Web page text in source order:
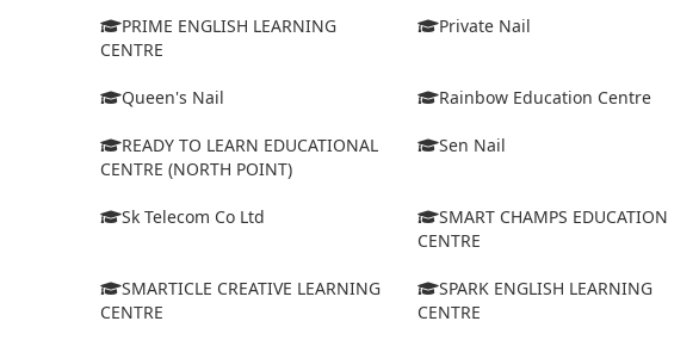
PRIME ENGLISH LEARNING
CENTRE
Private Nail
Queen's Nail Rainbow Education Centre
READY TO LEARN EDUCATIONAL
CENTRE (NORTH POINT)
Sen Nail
Sk Telecom Co Ltd
SMART CHAMPS EDUCATION
CENTRE
SMARTICLE CREATIVE LEARNING
CENTRE
SPARK ENGLISH LEARNING
CENTRE